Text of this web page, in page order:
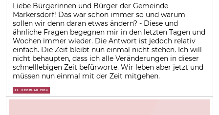
Liebe Bürgerinnen und Bürger der Gemeinde
Markersdorf! Das war schon immer so und warum
sollen wir denn daran etwas ändern? - Diese und
ähnliche Fragen begegnen mir in den letzten Tagen und
Wochen immer wieder. Die Antwort ist jedoch relativ
einfach. Die Zeit bleibt nun einmal nicht stehen. Ich will
nicht behaupten, dass ich alle Veränderungen in dieser
schnelllebigen Zeit befürworte. Wir leben aber jetzt und
müssen nun einmal mit der Zeit mitgehen.
27. FEBRUAR 2014